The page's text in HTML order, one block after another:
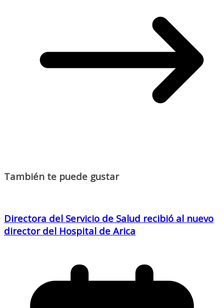
También te puede gustar
Directora del Servicio de Salud recibió al nuevo
director del Hospital de Arica